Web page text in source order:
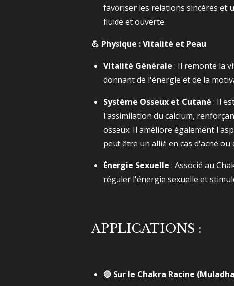
favoriser les relations sincères et
fluide et ouverte.
💪 Physique : Vitalité et Peau
Vitalité Générale : Il remonte la
donnant de l'énergie et de la
Système Osseux et Cutané : Il
l'assimilation du calcium,
osseux. Il améliore également
peut être un allié en cas d'acné ou
Énergie Sexuelle : Associé au
réguler l'énergie sexuelle et
APPLICATIONS :
🔴 Sur le Chakra Racine